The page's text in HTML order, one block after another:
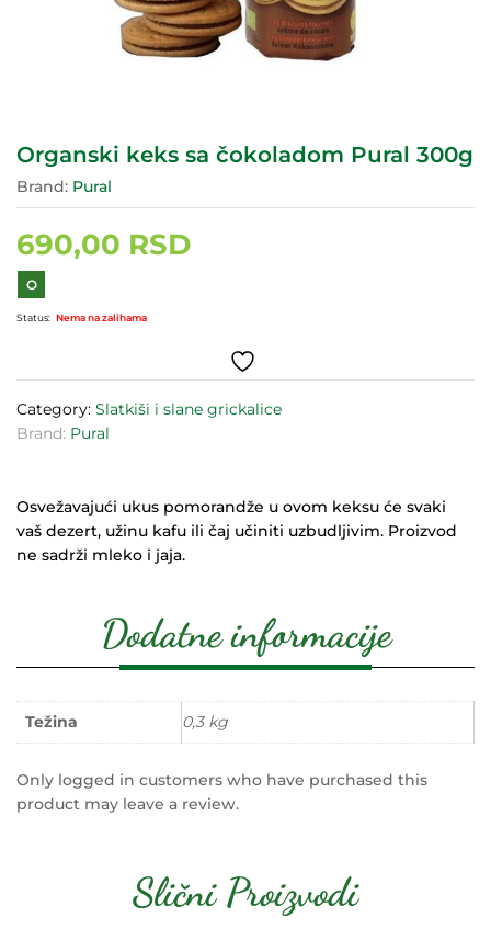
Organski keks sa čokoladom Pural 300g
Brand: Pural
690,00 RSD
O
Status: Nema na zalihama
Category: Slatkiši i slane grickalice
Brand: Pural
Osvežavajući ukus pomorandže u ovom keksu će svaki
vaš dezert, užinu kafu ili čaj učiniti uzbudljivim. Proizvod
ne sadrži mleko i jaja.
Dodatne informacije
Težina 0,3 kg
Only logged in customers who have purchased this
product may leave a review.
Slični Proizvodi